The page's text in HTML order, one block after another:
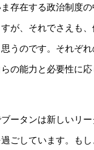
存在する政治制度
が、それでさえも
うのです。それぞれ
の能力と必要性に
ータンは新しいリ
ごしています。も